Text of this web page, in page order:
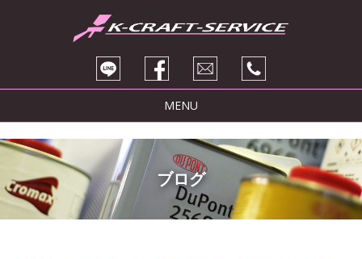
MENU
トピックス
サービス紹介
ブログ
ブログ